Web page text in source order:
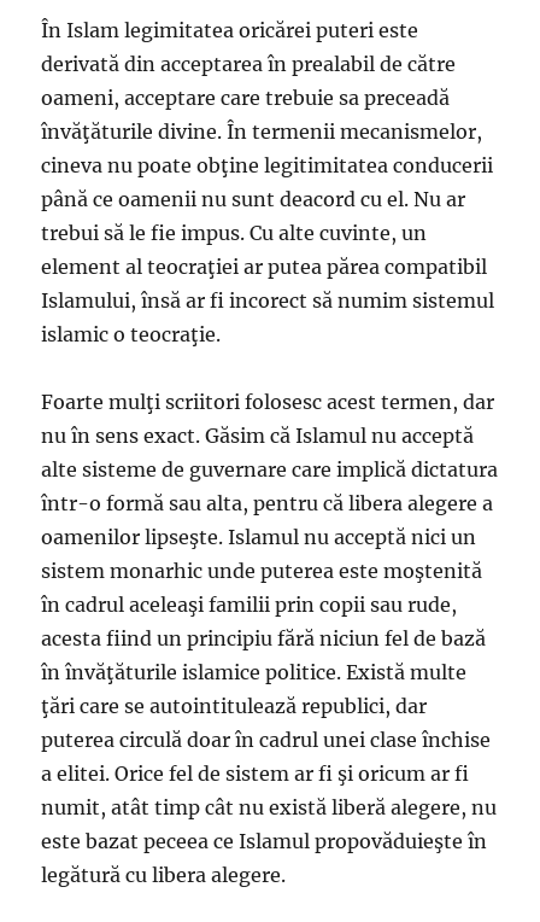
În Islam legimitatea oricărei puteri este
derivată din acceptarea în prealabil de către
oameni, acceptare care trebuie sa preceadă
învăţăturile divine. În termenii mecanismelor,
cineva nu poate obţine legitimitatea conducerii
până ce oamenii nu sunt deacord cu el. Nu ar
trebui să le fie impus. Cu alte cuvinte, un
element al teocraţiei ar putea părea compatibil
Islamului, însă ar fi incorect să numim sistemul
islamic o teocraţie.
Foarte mulţi scriitori folosesc acest termen, dar
nu în sens exact. Găsim că Islamul nu acceptă
alte sisteme de guvernare care implică dictatura
într-o formă sau alta, pentru că libera alegere a
oamenilor lipseşte. Islamul nu acceptă nici un
sistem monarhic unde puterea este moştenită
în cadrul aceleaşi familii prin copii sau rude,
acesta fiind un principiu fără niciun fel de bază
în învăţăturile islamice politice. Există multe
ţări care se autointitulează republici, dar
puterea circulă doar în cadrul unei clase închise
a elitei. Orice fel de sistem ar fi şi oricum ar fi
numit, atât timp cât nu există liberă alegere, nu
este bazat peceea ce Islamul propovăduieşte în
legătură cu libera alegere.